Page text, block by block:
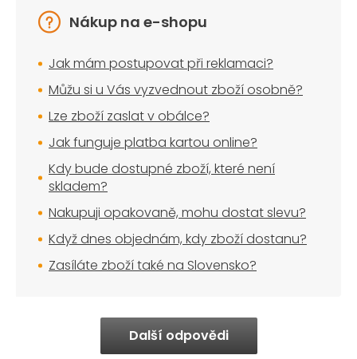
Nákup na e-shopu
Jak mám postupovat při reklamaci?
Můžu si u Vás vyzvednout zboží osobně?
Lze zboží zaslat v obálce?
Jak funguje platba kartou online?
Kdy bude dostupné zboží, které není
skladem?
Nakupuji opakovaně, mohu dostat slevu?
Když dnes objednám, kdy zboží dostanu?
Zasíláte zboží také na Slovensko?
Další odpovědi